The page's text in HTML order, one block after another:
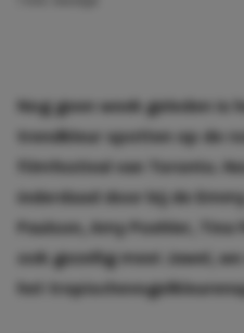
Nog geen week geleden is
trendkleur spotten op de
filmfestival van Toronto
.
inderdaad door bij de
Paulson
Amy Poehler Tina
ook gezellig mee! Jawel,
het